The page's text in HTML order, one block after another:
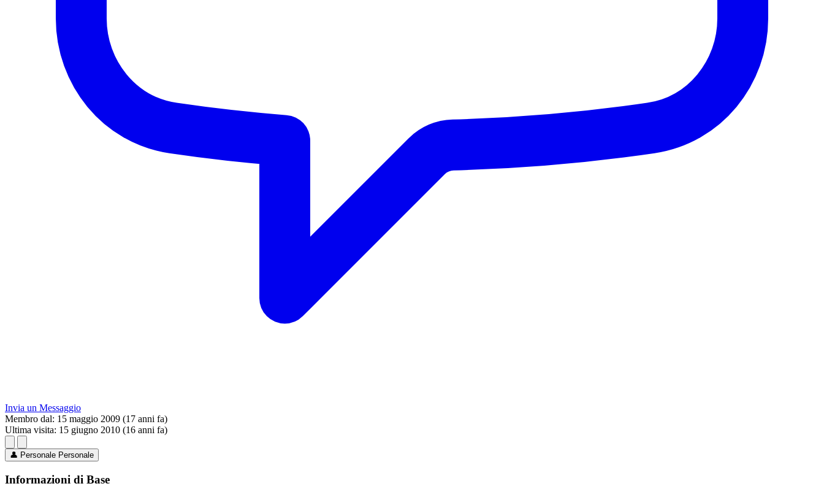
Invia un Messaggio
Membro dal: 15 maggio 2009 (17 anni fa)
Ultima visita: 15 giugno 2010 (16 anni fa)
👤 Personale Personale
Informazioni di Base